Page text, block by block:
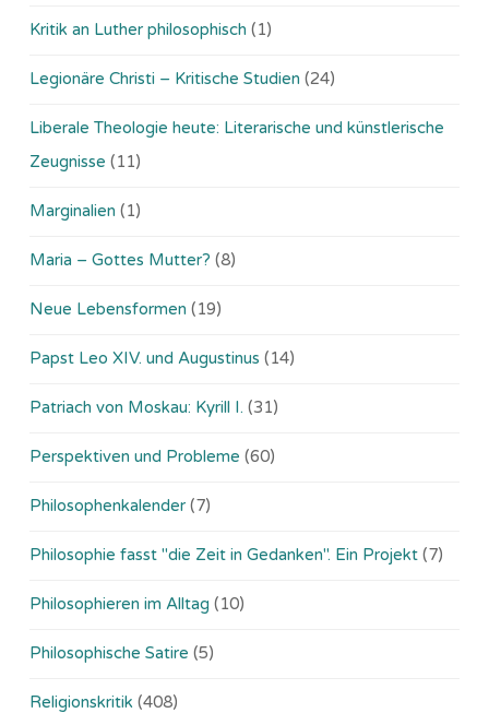
Kritik an Luther philosophisch (1)
Legionäre Christi – Kritische Studien (24)
Liberale Theologie heute: Literarische und künstlerische
Zeugnisse (11)
Marginalien (1)
Maria – Gottes Mutter? (8)
Neue Lebensformen (19)
Papst Leo XIV. und Augustinus (14)
Patriach von Moskau: Kyrill I. (31)
Perspektiven und Probleme (60)
Philosophenkalender (7)
Philosophie fasst "die Zeit in Gedanken". Ein Projekt (7)
Philosophieren im Alltag (10)
Philosophische Satire (5)
Religionskritik (408)